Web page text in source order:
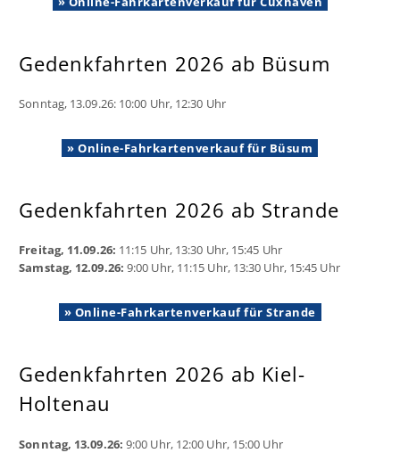
Gedenkfahrten 2026 ab Büsum
Sonntag, 13.09.26: 10:00 Uhr, 12:30 Uhr
» Online-Fahrkartenverkauf für Büsum
Gedenkfahrten 2026 ab Strande
Freitag, 11.09.26: 11:15 Uhr, 13:30 Uhr, 15:45 Uhr
Samstag, 12.09.26: 9:00 Uhr, 11:15 Uhr, 13:30 Uhr, 15:45 Uhr
» Online-Fahrkartenverkauf für Strande
Gedenkfahrten 2026 ab Kiel-
Holtenau
Sonntag, 13.09.26: 9:00 Uhr, 12:00 Uhr, 15:00 Uhr